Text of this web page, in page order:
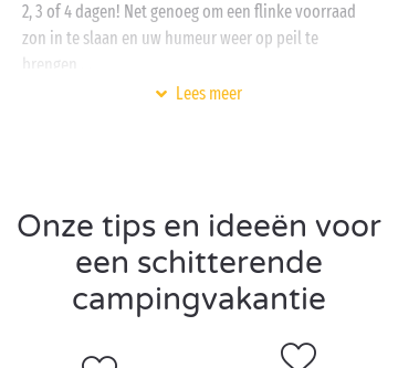
2, 3 of 4 dagen! Net genoeg om een flinke voorraad
zon in te slaan en uw humeur weer op peil te
brengen …
turkooisblauwe zwembaden van het aquapark een
aquagymles mee te pikken, de omgeving van de
campingop de fietste verkennen, een partijtje
minigolfin de openlucht te spelen en de dag te
stacaravan. Een mens zou er haast zin van krijgen om
Lees meer
Onze tips en ideeën voor
een schitterende
campingvakantie